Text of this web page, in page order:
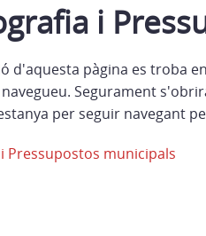
i
d'aquesta pàgina es troba
Segurament
per seguir navegant
Pressupostos municipals